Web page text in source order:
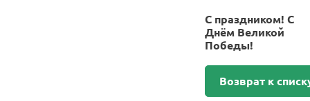
С праздником! С
Днём Великой
Победы!
Возврат к